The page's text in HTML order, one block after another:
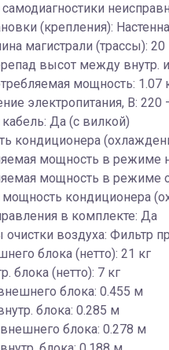
(крепления):
магистрали (трассы): 20
высот между внутр.
мощность: 1.07
электропитания, В: 220
Да (с вилкой)
кондиционера
мощность в режиме
мощность в режиме
мощность кондиционера
в комплекте: Да
воздуха: Фильтр
блока (нетто): 21 кг
блока (нетто): 7 кг
блока: 0.455 м
блока: 0.285 м
блока: 0.278 м